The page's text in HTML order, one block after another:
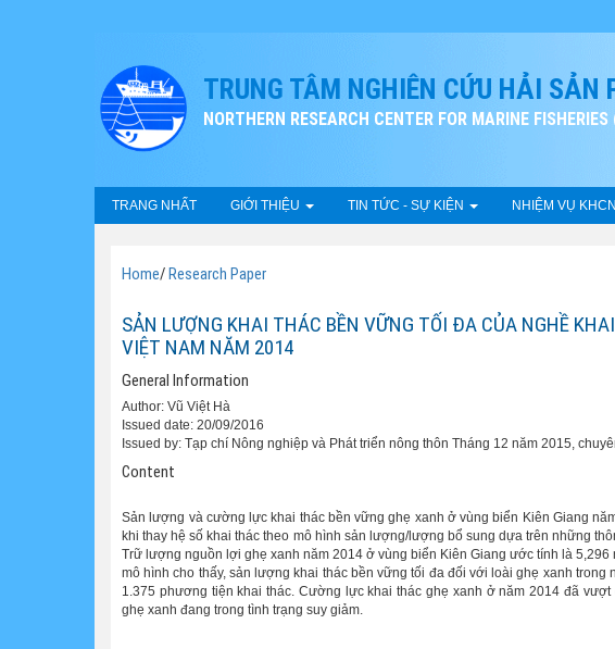
TRUNG TÂM NGHIÊN CỨU HẢI SẢN
NORTHERN RESEARCH CENTER FOR MARINE
TRANG NHẤT GIỚI THIỆU TIN TỨC - SỰ KIỆN NHIỆM VỤ KHCN
Home/Research Paper
SẢN LƯỢNG KHAI THÁC BỀN VỮNG TỐI ĐA CỦA NGHỀ
VIỆT NAM NĂM 2014
General Information
Author: Vũ Việt Hà
Issued date: 20/09/2016
Issued by: Tạp chí Nông nghiệp và Phát triển nông thôn Tháng 12 năm 2015,
Content
Sản lượng và cường lực khai thác bền vững ghẹ xanh ở vùng biển Kiên Giang
khi thay hệ số khai thác theo mô hình sản lượng/lượng bổ sung dựa trên những
Trữ lượng nguồn lợi ghẹ xanh năm 2014 ở vùng biển Kiên Giang ước tính là
mô hình cho thấy, sản lượng khai thác bền vững tối đa đối với loài ghẹ xanh
1.375 phương tiện khai thác. Cường lực khai thác ghẹ xanh ở năm 2014 đã
ghẹ xanh đang trong tình trạng suy giảm.